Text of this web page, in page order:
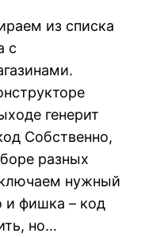
из списка
с
генерит
Собственно,
разных
нужный
и фишка – код
но…